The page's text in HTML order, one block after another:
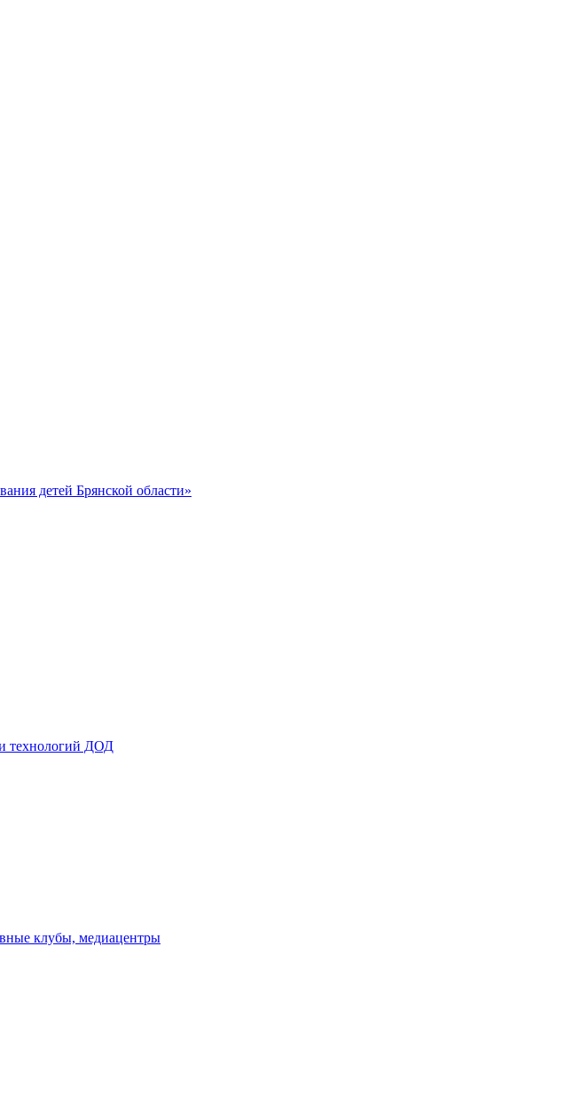
детей Брянской области»
технологий ДОД
клубы, медиацентры